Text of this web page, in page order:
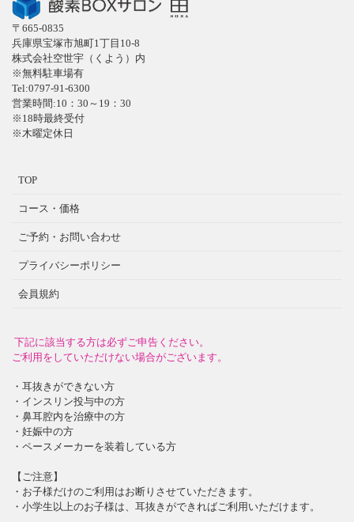
〒665-0835
兵庫県宝塚市旭町1丁目10-8
株式会社空世宇（くよう）内
※無料駐車場有
Tel:0797-91-6300
営業時間:10：30～19：30
※18時最終受付
※木曜定休日
TOP
コース・価格
ご予約・お問い合わせ
プライバシーポリシー
会員規約
下記に該当する方は必ずご申告ください。
ご利用をしていただけない場合がございます。
・耳抜きができない方
・インスリン投与中の方
・鼻耳腔内を治療中の方
・妊娠中の方
・ペースメーカーを装着している方
【ご注意】
・お子様だけのご利用はお断りさせていただきます。
・小学生以上のお子様は、耳抜きができればご利用いただけます。